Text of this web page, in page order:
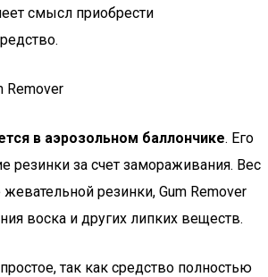
смысл приобрести
Remover
в аэрозольном баллончике. Его
резинки за счет замораживания. Вес
резинки, Gum Remover
воска и других липких веществ.
так как средство полностью